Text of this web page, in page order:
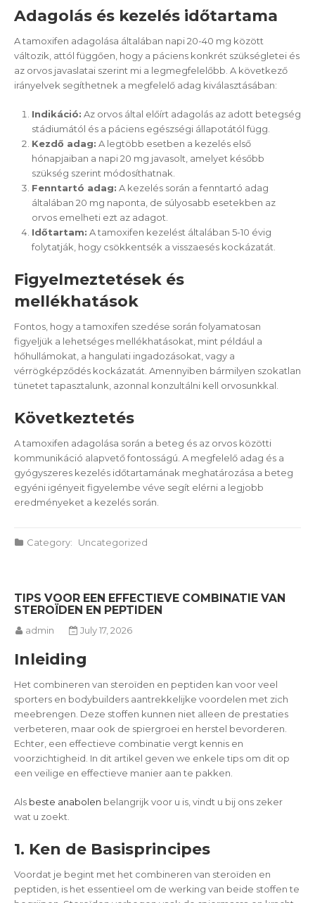
Adagolás és kezelés időtartama
A tamoxifen adagolása általában napi 20-40 mg között
változik, attól függően, hogy a páciens konkrét szükségletei és
az orvos javaslatai szerint mi a legmegfelelőbb. A következő
irányelvek segíthetnek a megfelelő adag kiválasztásában:
Indikáció: Az orvos által előírt adagolás az adott betegség
stádiumától és a páciens egészségi állapotától függ.
Kezdő adag: A legtöbb esetben a kezelés első
hónapjaiban a napi 20 mg javasolt, amelyet később
szükség szerint módosíthatnak.
Fenntartó adag: A kezelés során a fenntartó adag
általában 20 mg naponta, de súlyosabb esetekben az
orvos emelheti ezt az adagot.
Időtartam: A tamoxifen kezelést általában 5-10 évig
folytatják, hogy csökkentsék a visszaesés kockázatát.
Figyelmeztetések és
mellékhatások
Fontos, hogy a tamoxifen szedése során folyamatosan
figyeljük a lehetséges mellékhatásokat, mint például a
hőhullámokat, a hangulati ingadozásokat, vagy a
vérrögképződés kockázatát. Amennyiben bármilyen szokatlan
tünetet tapasztalunk, azonnal konzultálni kell orvosunkkal.
Következtetés
A tamoxifen adagolása során a beteg és az orvos közötti
kommunikáció alapvető fontosságú. A megfelelő adag és a
gyógyszeres kezelés időtartamának meghatározása a beteg
egyéni igényeit figyelembe véve segít elérni a legjobb
eredményeket a kezelés során.
Category: Uncategorized
TIPS VOOR EEN EFFECTIEVE COMBINATIE VAN
STEROÏDEN EN PEPTIDEN
admin July 17, 2026
Inleiding
Het combineren van steroïden en peptiden kan voor veel
sporters en bodybuilders aantrekkelijke voordelen met zich
meebrengen. Deze stoffen kunnen niet alleen de prestaties
verbeteren, maar ook de spiergroei en herstel bevorderen.
Echter, een effectieve combinatie vergt kennis en
voorzichtigheid. In dit artikel geven we enkele tips om dit op
een veilige en effectieve manier aan te pakken.
Als beste anabolen belangrijk voor u is, vindt u bij ons zeker
wat u zoekt.
1. Ken de Basisprincipes
Voordat je begint met het combineren van steroïden en
peptiden, is het essentieel om de werking van beide stoffen te